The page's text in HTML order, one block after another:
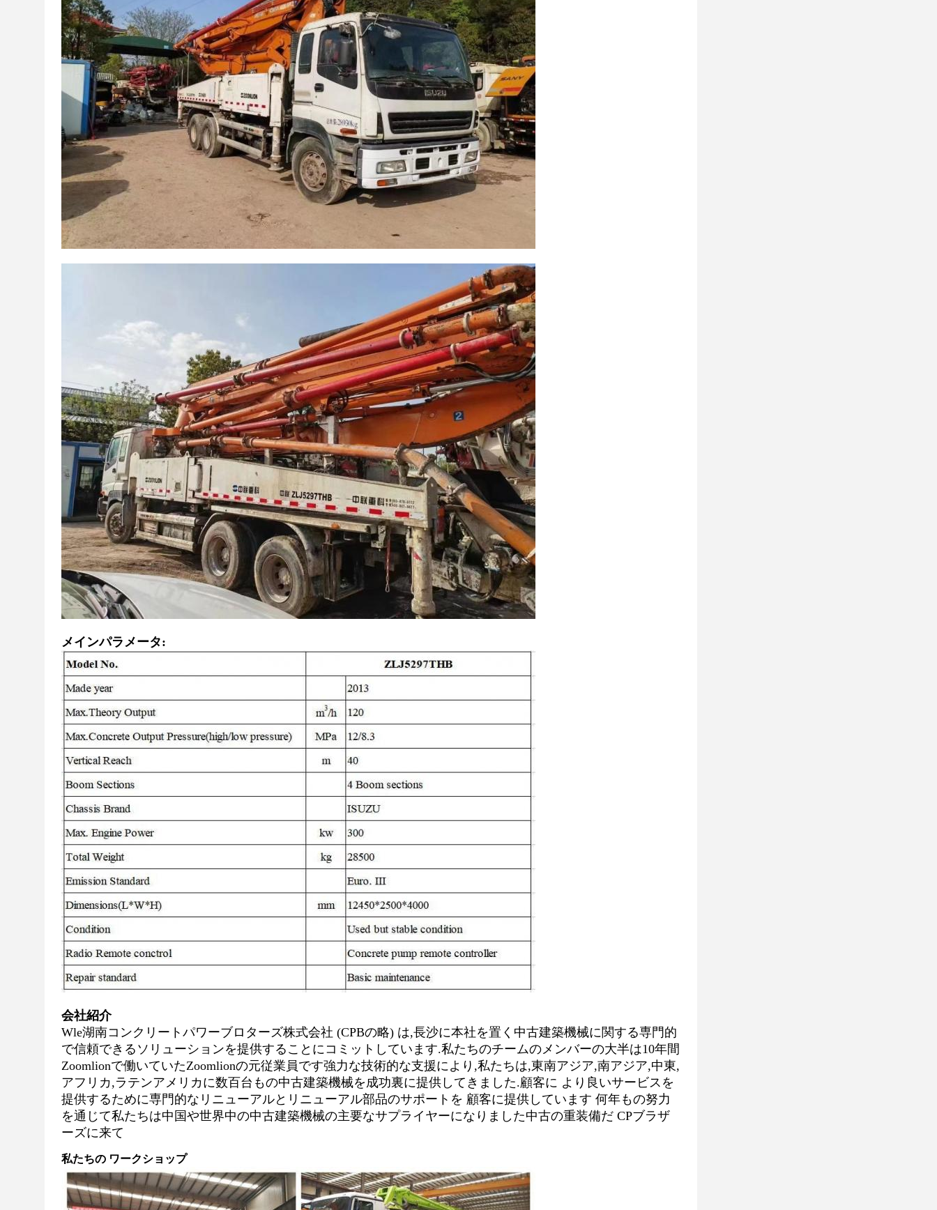
メインパラメータ:
会社紹介
Wle湖南コンクリートパワーブロターズ株式会社 (CPBの略) は,長沙に本社を置く中古建築機械に関する専門的
で信頼できるソリューションを提供することにコミットしています.私たちのチームのメンバーの大半は10年間
Zoomlionで働いていたZoomlionの元従業員です強力な技術的な支援により,私たちは,東南アジア,南アジア,中東,
アフリカ,ラテンアメリカに数百台もの中古建築機械を成功裏に提供してきました.顧客に より良いサービスを
提供するために専門的なリニューアルとリニューアル部品のサポートを 顧客に提供しています 何年もの努力
を通じて私たちは中国や世界中の中古建築機械の主要なサプライヤーになりました中古の重装備だ CPブラザ
ーズに来て
私たちの ワークショップ